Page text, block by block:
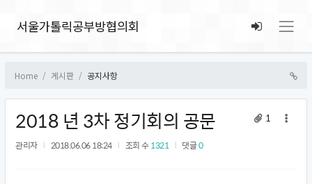
서울가톨릭공부방협의회
Home 게시판 공지사항
1
2018 년 3차 정기회의 공문
관리자 2018.06.06 18:24 조회 수1321 댓글0